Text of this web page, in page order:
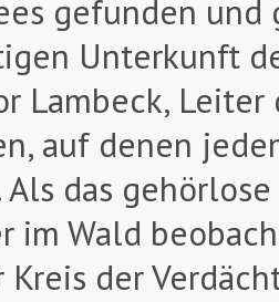
gefunden
Unterkunft
Lambeck,
auf denen
das gehörlose
im Wald
Kreis der